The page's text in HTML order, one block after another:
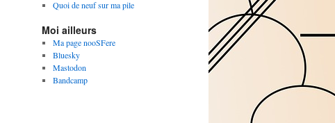
Quoi de neuf sur ma pile
Moi ailleurs
Ma page nooSFere
Bluesky
Mastodon
Bandcamp